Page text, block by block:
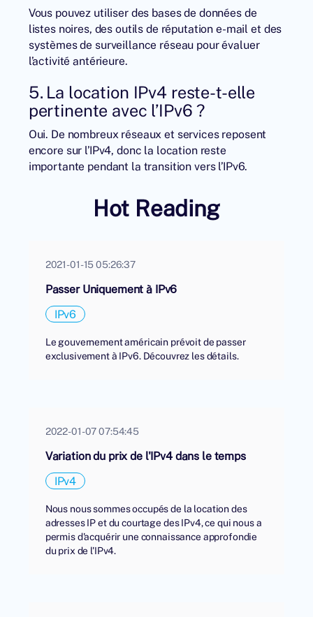
Vous pouvez utiliser des bases de données de
listes noires, des outils de réputation e-mail et des
systèmes de surveillance réseau pour évaluer
l’activité antérieure.
5. La location IPv4 reste-t-elle
pertinente avec l’IPv6 ?
Oui. De nombreux réseaux et services reposent
encore sur l’IPv4, donc la location reste
importante pendant la transition vers l’IPv6.
Hot Reading
2021-01-15 05:26:37
Passer Uniquement à IPv6
IPv6
Le gouvernement américain prévoit de passer
exclusivement à IPv6. Découvrez les détails.
2022-01-07 07:54:45
Variation du prix de l'IPv4 dans le temps
IPv4
Nous nous sommes occupés de la location des
adresses IP et du courtage des IPv4, ce qui nous a
permis d'acquérir une connaissance approfondie
du prix de l'IPv4.